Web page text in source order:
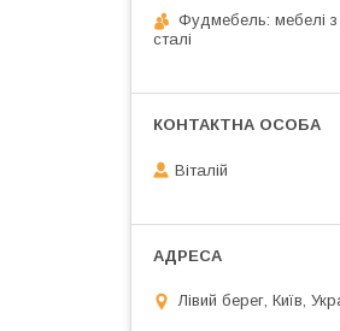
Фудмебель: мебелі з
сталі
Віталій
Лівий берег, Київ,